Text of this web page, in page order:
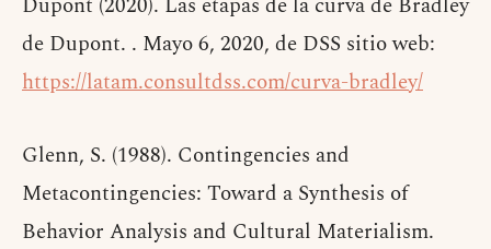
de Dupont. . Mayo 6, 2020, de DSS sitio web:
https://latam.consultdss.com/curva-bradley/
Glenn, S. (1988). Contingencies and
Metacontingencies: Toward a Synthesis of
Behavior Analysis and Cultural Materialism.